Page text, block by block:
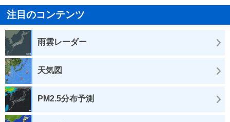
注目のコンテンツ
雨雲レーダー
天気図
PM2.5分布予測